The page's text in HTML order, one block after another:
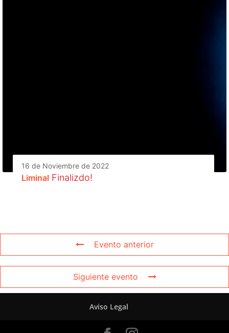
16 de Noviembre de 2022
Liminal Finalizdo!
Evento anterior
Siguiente evento
Aviso Legal